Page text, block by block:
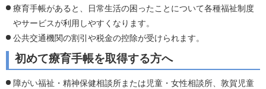
療育手帳があると、日常生活の困ったことについて各種福祉制度
やサービスが利用しやすくなります。
公共交通機関の割引や税金の控除が受けられます。
初めて療育手帳を取得する方へ
障がい福祉・精神保健相談所または児童・女性相談所、敦賀児童